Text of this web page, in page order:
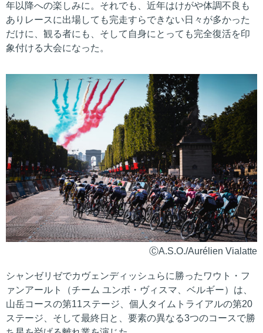
年以降への楽しみに。それでも、近年はけがや体調不良も
ありレースに出場しても完走すらできない日々が多かった
だけに、観る者にも、そして自身にとっても完全復活を印
象付ける大会になった。
ⒸA.S.O./Aurélien Vialatte
シャンゼリゼでカヴェンディッシュらに勝ったワウト・フ
ァンアールト（チーム ユンボ・ヴィスマ、ベルギー）は、
山岳コースの第11ステージ、個人タイムトライアルの第20
ステージ、そして最終日と、要素の異なる3つのコースで勝